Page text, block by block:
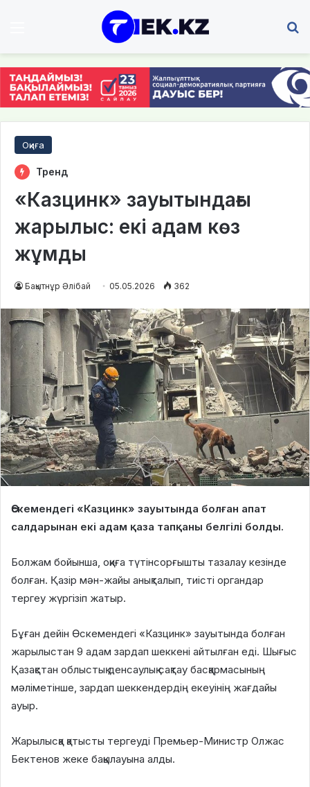
Оқиға
Тренд
«Казцинк» зауытындағы
жарылыс: екі адам көз
жұмды
Бақытнұр Әлібай 05.05.2026 362
Өскемендегі «Казцинк» зауытында болған апат
салдарынан екі адам қаза тапқаны белгілі болды.
Болжам бойынша, оқиға түтінсорғышты тазалау кезінде
болған. Қазір мән-жайы анықталып, тиісті органдар
тергеу жүргізіп жатыр.
Бұған дейін Өскемендегі «Казцинк» зауытында болған
жарылыстан 9 адам зардап шеккені айтылған еді. Шығыс
Қазақстан облыстық денсаулық сақтау басқармасының
мәліметінше, зардап шеккендердің екеуінің жағдайы
ауыр.
Жарылысқа қатысты тергеуді Премьер-Министр Олжас
Бектенов жеке бақылауына алды.